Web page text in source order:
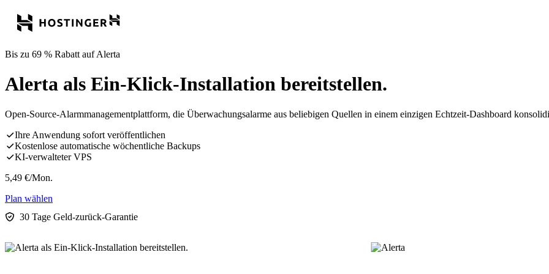
Bis zu 69 % Rabatt auf Alerta
Alerta als Ein-Klick-Installation bereitstellen.
Open-Source-Alarmmanagementplattform, die Überwachungsalarme aus beliebigen Quellen in einem einzigen Echtzeit-Dashboard
Ihre Anwendung sofort veröffentlichen
Kostenlose automatische wöchentliche Backups
KI-verwalteter VPS
5,49 €/Mon.
Plan wählen
30 Tage Geld-zurück-Garantie